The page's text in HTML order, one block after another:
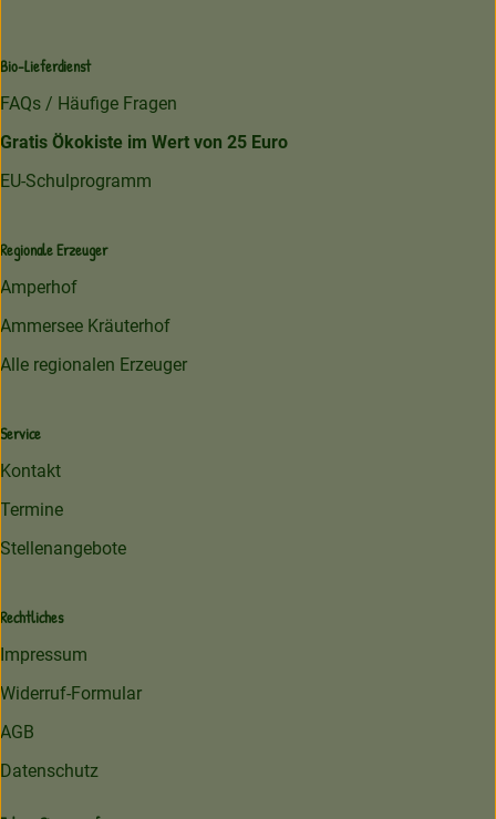
Bio-Lieferdienst
FAQs / Häufige Fragen
Gratis Ökokiste im Wert von 25 Euro
EU-Schulprogramm
Regionale Erzeuger
Amperhof
Ammersee Kräuterhof
Alle regionalen Erzeuger
Service
Kontakt
Termine
Stellenangebote
Rechtliches
Impressum
Widerruf-Formular
AGB
Datenschutz